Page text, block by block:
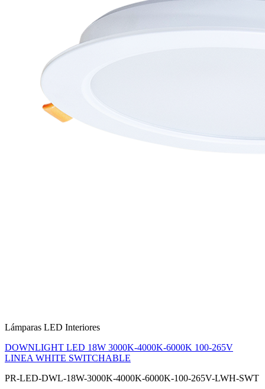
Lámparas LED Interiores
DOWNLIGHT LED 18W 3000K-4000K-6000K 100-265V
LINEA WHITE SWITCHABLE
PR-LED-DWL-18W-3000K-4000K-6000K-100-265V-LWH-SWT